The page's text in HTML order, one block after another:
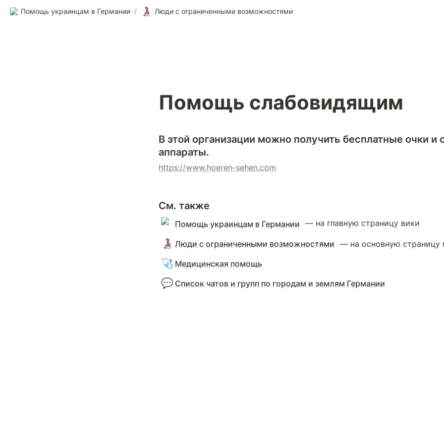
Помощь украинцам в Германии / 👩‍🦽 Люди с ограниченными возможностями
Помощь слабовидящим
В этой организации можно получить бесплатные очки и
аппараты.
https://www.hoeren-sehen.com
См. также
Помощь украинцам в Германии — на главную страницу вики
👩‍🦽 Люди с ограниченными возможностями — на основную страницу
🩺 Медицинская помощь
💬 Список чатов и групп по городам и землям Германии